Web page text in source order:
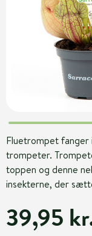
Fluetrompet fanger
trompeter.
toppen og denne
insekterne, der
39,95